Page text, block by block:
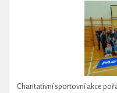
Charitativní sportovní akce